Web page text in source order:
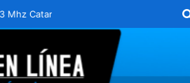
436 Resistencia Chaco para